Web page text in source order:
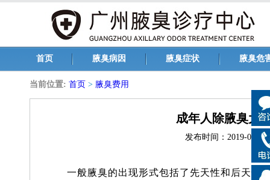
首页 腋臭病因 腋臭症状 腋臭危
当前位置: 首页 > 腋臭费用
成年人除腋臭大
发布时间：2019-05-31
一般腋臭的出现形式包括了先天性和后天性